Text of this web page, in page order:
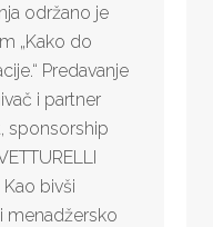
održano je
„Kako do
Predavanje
i partner
sponsorship
bivši
menadžersko